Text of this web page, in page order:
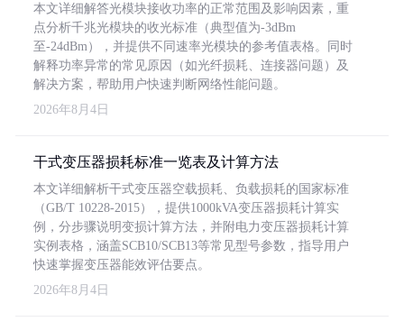
本文详细解答光模块接收功率的正常范围及影响因素，重
点分析千兆光模块的收光标准（典型值为-3dBm
至-24dBm），并提供不同速率光模块的参考值表格。同时
解释功率异常的常见原因（如光纤损耗、连接器问题）及
解决方案，帮助用户快速判断网络性能问题。
2026年8月4日
干式变压器损耗标准一览表及计算方法
本文详细解析干式变压器空载损耗、负载损耗的国家标准
（GB/T 10228-2015），提供1000kVA变压器损耗计算实
例，分步骤说明变损计算方法，并附电力变压器损耗计算
实例表格，涵盖SCB10/SCB13等常见型号参数，指导用户
快速掌握变压器能效评估要点。
2026年8月4日